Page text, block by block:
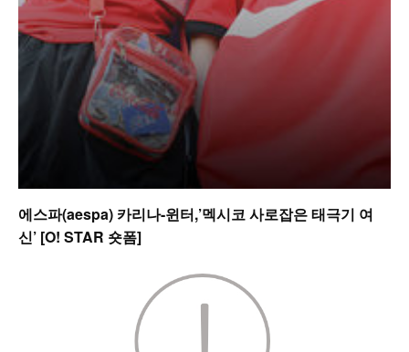
에스파(aespa) 카리나-윈터,’멕시코 사로잡은 태극기 여
신’ [O! STAR 숏폼]